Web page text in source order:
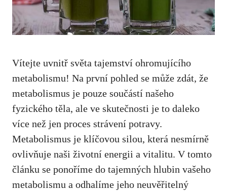
Vítejte uvnitř světa tajemství ⁤ohromujícího
metabolismu! Na ⁤první ⁤pohled se ​může‌ zdát, že ​
metabolismus‍ je‍ pouze ⁤součástí našeho
fyzického těla, ale ve ‍skutečnosti je to daleko
více než jen proces strávení potravy.
Metabolismus je⁤ klíčovou ⁤silou, která nesmírně
ovlivňuje​ naši životní energii a vitalitu. V tomto
⁤článku se ponoříme do tajemných hlubin vašeho
metabolismu⁤ a odhalíme⁣ jeho neuvěřitelný